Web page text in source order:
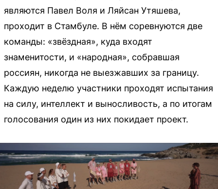
являются Павел Воля и Ляйсан Утяшева,
проходит в Стамбуле. В нём соревнуются две
команды: «звёздная», куда входят
знаменитости, и «народная», собравшая
россиян, никогда не выезжавших за границу.
Каждую неделю участники проходят испытания
на силу, интеллект и выносливость, а по итогам
голосования один из них покидает проект.